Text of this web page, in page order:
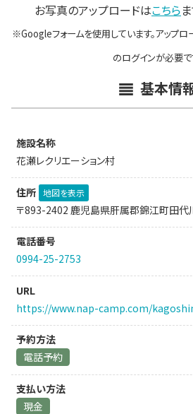
お写真のアップロードはこちら
※Googleフォームを使用しています。アップ
のログインが必要で
基本情
施設名称
花瀬レクリエーション村
住所 地図を表示
〒893-2402 鹿児島県肝属郡錦江町田代
電話番号
0994-25-2753
URL
https://www.nap-camp.com/
予約方法
電話予約
支払い方法
現金